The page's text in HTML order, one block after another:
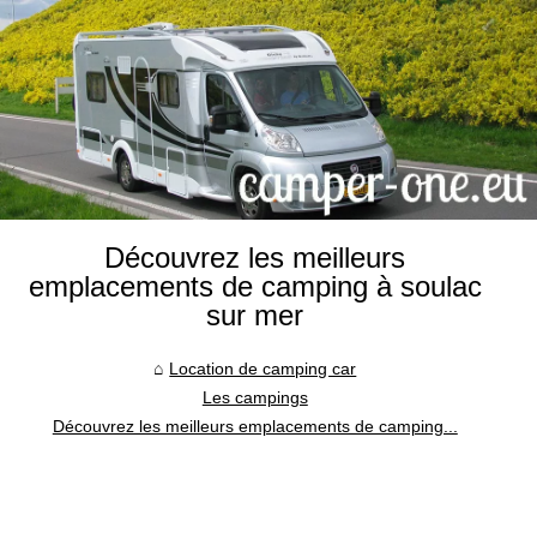
Découvrez les meilleurs
emplacements de camping à soulac
sur mer
Location de camping car
Les campings
Découvrez les meilleurs emplacements de camping...